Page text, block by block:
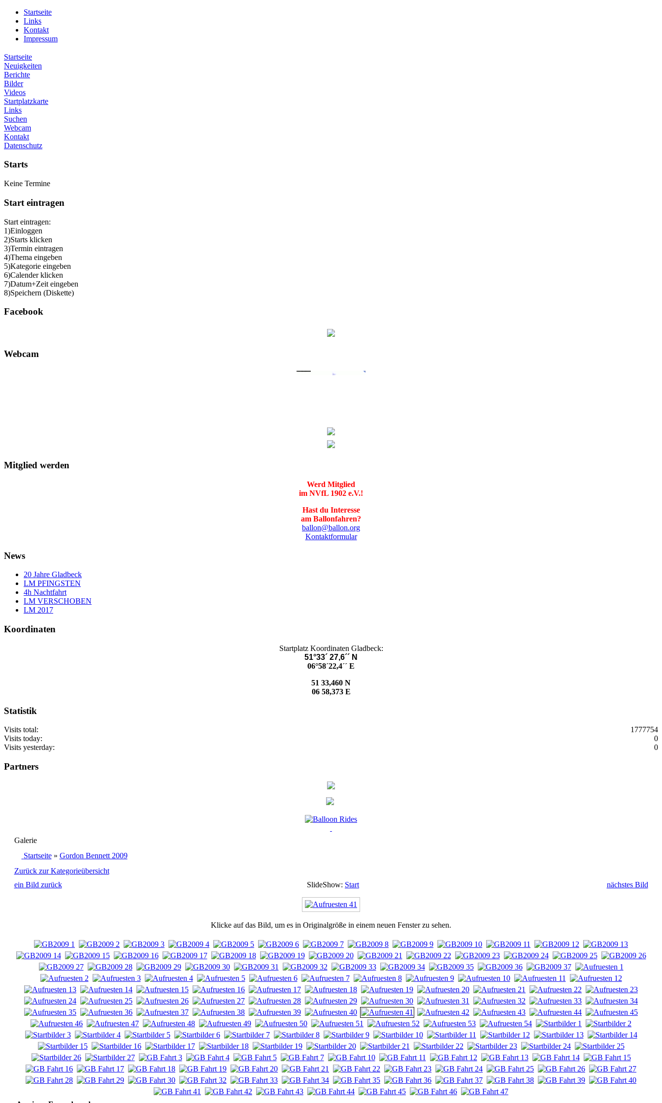
Startseite
Links
Kontakt
Impressum
Startseite
Neuigkeiten
Berichte
Bilder
Videos
Startplatzkarte
Links
Suchen
Webcam
Kontakt
Datenschutz
Starts
Keine Termine
Start eintragen
Start eintragen:
1)Einloggen
2)Starts klicken
3)Termin eintragen
4)Thema eingeben
5)Kategorie eingeben
6)Calender klicken
7)Datum+Zeit eingeben
8)Speichern (Diskette)
Facebook
Webcam
Mitglied werden
Werd Mitglied
im NVfL 1902 e.V.!
Hast du Interesse
am Ballonfahren?
ballon@ballon.org
Kontaktformular
News
20 Jahre Gladbeck
LM PFINGSTEN
4h Nachtfahrt
LM VERSCHOBEN
LM 2017
Koordinaten
Startplatz Koordinaten Gladbeck:
51°33´ 27,6´´ N
06°58´22,4´´ E
51 33,460 N
06 58,373 E
Statistik
Visits total:
1777754
Visits today:
0
Visits yesterday:
0
Partners
Galerie
Startseite» Gordon Bennett 2009
Zurück zur Kategorieübersicht
ein Bild zurück
SlideShow: Start nächstes Bild
Klicke auf das Bild, um es in Originalgröße in einem neuen Fenster zu sehen.